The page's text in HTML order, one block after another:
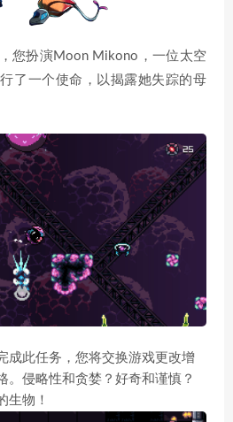
您扮演Moon Mikono，一位太空
了一个使命，以揭露她失踪的母
成此任务，您将交换游戏更改增
。侵略性和贪婪？好奇和谨慎？
生物！